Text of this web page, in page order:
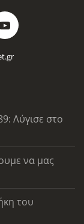
Λύγισε στο
να μας
του